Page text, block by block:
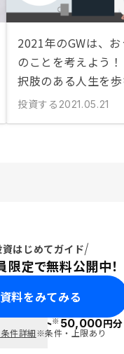
2021年のGWは、
のことを考えよう
択肢のある人生を
投資する 2021.05.21
はじめてガイド
限定で無料公開中！
料をみてみる
ポイント※50,000円分
件詳細※条件・上限あり